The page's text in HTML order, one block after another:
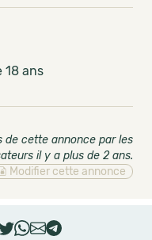
18 ans
de cette annonce par les
il y a plus de 2 ans.
Modifier cette annonce